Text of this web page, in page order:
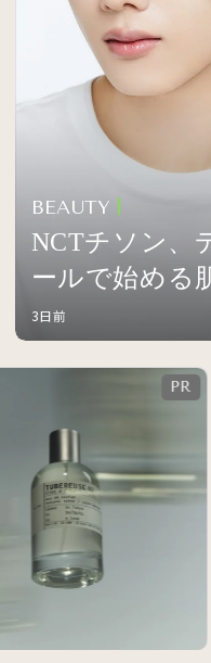
BEAUTY
NCTチソン、
ールで始める
3日前